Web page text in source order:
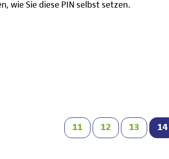
wie Sie diese PIN selbst setzen.
11 12 13 14